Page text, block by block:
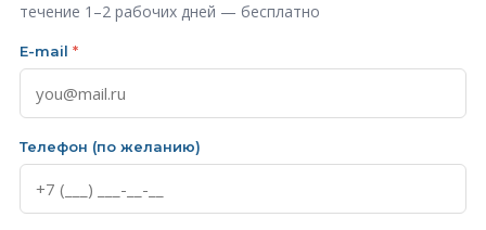
течение 1–2 рабочих дней — бесплатно
E-mail *
Телефон (по желанию)